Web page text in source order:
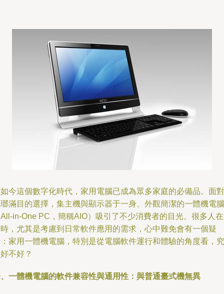
今這個數字化時代，家用電腦已成為眾多家庭的必備品。面對
滿目的選擇，集主機與顯示器于一身、外觀簡潔的一體機電腦
in-One PC，簡稱AIO）吸引了不少消費者的目光。很多人
，尤其是考慮到日常軟件應用的需求，心中難免會有一個疑
家用一體機電腦，特別是從電腦軟件運行和體驗的角度看，究
不好？
一體機電腦的軟件兼容性與通用性：與普通臺式機無異